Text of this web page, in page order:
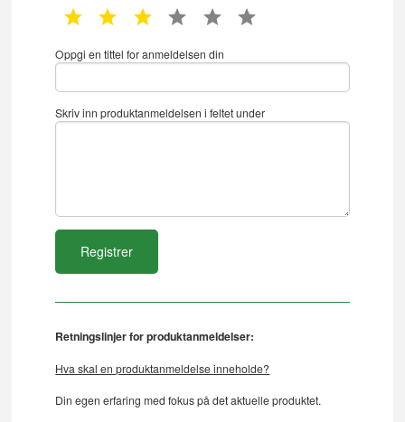
1 star 2 star 3 star 4 star 5 star
Oppgi en tittel for anmeldelsen din
Skriv inn produktanmeldelsen i feltet under
Retningslinjer for produktanmeldelser:
Hva skal en produktanmeldelse inneholde?
Din egen erfaring med fokus på det aktuelle produktet.